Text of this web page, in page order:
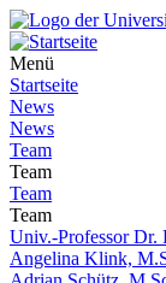
Menü
Startseite
News
News
Team
Team
Team
Team
Univ.-Professor Dr.
Angelina Klink,